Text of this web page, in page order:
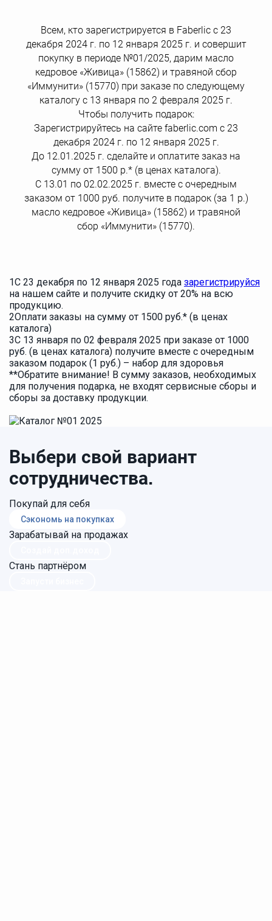
Всем, кто зарегистрируется в Faberlic с 23
декабря 2024 г. по 12 января 2025 г. и совершит
покупку в периоде №01/2025, дарим масло
кедровое «Живица» (15862) и травяной сбор
«Иммунити» (15770) при заказе по следующему
каталогу с 13 января по 2 февраля 2025 г.
Чтобы получить подарок:
Зарегистрируйтесь на сайте faberlic.com с 23
декабря 2024 г. по 12 января 2025 г.
До 12.01.2025 г. сделайте и оплатите заказ на
сумму от 1500 р.* (в ценах каталога).
С 13.01 по 02.02.2025 г. вместе с очередным
заказом от 1000 руб. получите в подарок (за 1 р.)
масло кедровое «Живица» (15862) и травяной
сбор «Иммунити» (15770).
1С 23 декабря по 12 января 2025 года зарегистрируйся
на нашем сайте и получите скидку от 20% на всю
продукцию.
2Оплати заказы на сумму от 1500 руб.* (в ценах
каталога)
3С 13 января по 02 февраля 2025 при заказе от 1000
руб. (в ценах каталога) получите вместе с очередным
заказом подарок (1 руб.) – набор для здоровья
**Обратите внимание! В сумму заказов, необходимых
для получения подарка, не входят сервисные сборы и
сборы за доставку продукции.
Выбери свой вариант
сотрудничества.
Покупай для себя
Сэкономь на покупках
Зарабатывай на продажах
Стань партнёром